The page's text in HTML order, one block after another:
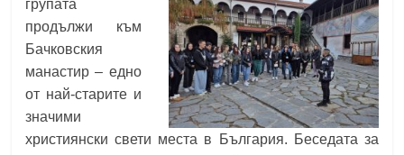
групата
продължи към
Бачковския
манастир – едно
от най-старите и
значими
християнски свети места в България. Беседата за